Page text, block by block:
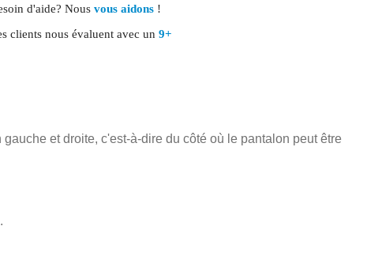
d'aide? Nous vous aidons!
clients nous évaluent avec un 9+
et droite, c'est-à-dire du côté où le pantalon peut être
.